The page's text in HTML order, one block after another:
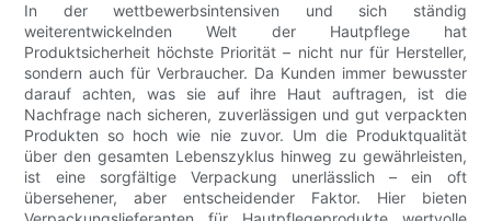
In der wettbewerbsintensiven und sich ständig
weiterentwickelnden Welt der Hautpflege hat
Produktsicherheit höchste Priorität – nicht nur für Hersteller,
sondern auch für Verbraucher. Da Kunden immer bewusster
darauf achten, was sie auf ihre Haut auftragen, ist die
Nachfrage nach sicheren, zuverlässigen und gut verpackten
Produkten so hoch wie nie zuvor. Um die Produktqualität
über den gesamten Lebenszyklus hinweg zu gewährleisten,
ist eine sorgfältige Verpackung unerlässlich – ein oft
übersehener, aber entscheidender Faktor. Hier bieten